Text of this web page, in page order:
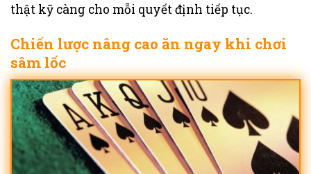
thật kỹ càng cho mỗi quyết định tiếp tục.
Chiến lược nâng cao ăn ngay khi chơi
sâm lốc